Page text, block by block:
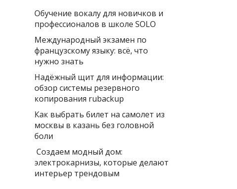
Обучение вокалу для новичков и
профессионалов в школе SOLO
Международный экзамен по
французскому языку: всё, что
нужно знать
Надёжный щит для информации:
обзор системы резервного
копирования rubackup
Как выбрать билет на самолет из
москвы в казань без головной
боли
Создаем модный дом:
электрокарнизы, которые делают
интерьер трендовым